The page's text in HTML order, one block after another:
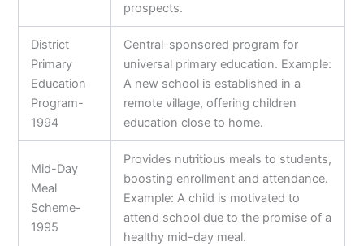
prospects.
District
Primary
Education
Program-
1994
Central-sponsored program for
universal primary education. Example:
A new school is established in a
remote village, offering children
education close to home.
Mid-Day
Meal
Scheme-
1995
Provides nutritious meals to students,
boosting enrollment and attendance.
Example: A child is motivated to
attend school due to the promise of a
healthy mid-day meal.